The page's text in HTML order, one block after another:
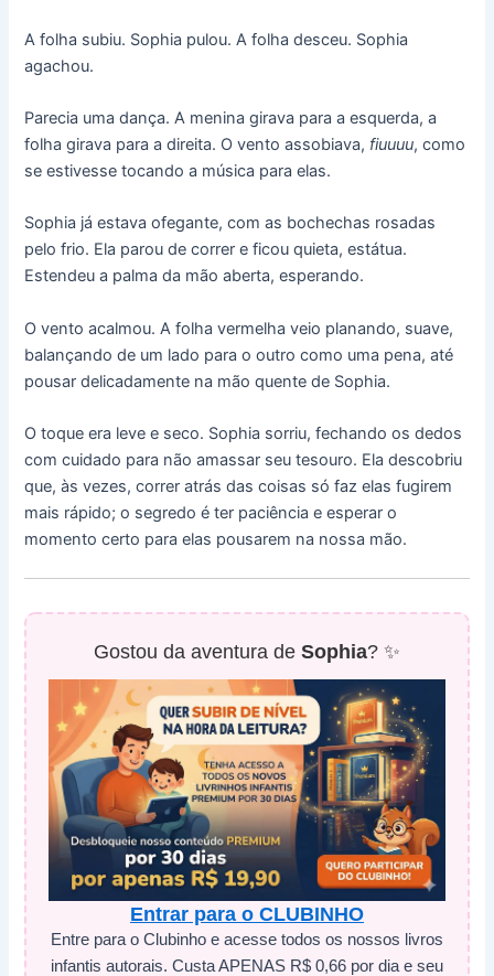
A folha subiu. Sophia pulou. A folha desceu. Sophia
agachou.
Parecia uma dança. A menina girava para a esquerda, a
folha girava para a direita. O vento assobiava, fiuuuu, como
se estivesse tocando a música para elas.
Sophia já estava ofegante, com as bochechas rosadas
pelo frio. Ela parou de correr e ficou quieta, estátua.
Estendeu a palma da mão aberta, esperando.
O vento acalmou. A folha vermelha veio planando, suave,
balançando de um lado para o outro como uma pena, até
pousar delicadamente na mão quente de Sophia.
O toque era leve e seco. Sophia sorriu, fechando os dedos
com cuidado para não amassar seu tesouro. Ela descobriu
que, às vezes, correr atrás das coisas só faz elas fugirem
mais rápido; o segredo é ter paciência e esperar o
momento certo para elas pousarem na nossa mão.
Gostou da aventura de Sophia? ✨
Entrar para o CLUBINHO
Entre para o Clubinho e acesse todos os nossos livros
infantis autorais. Custa APENAS R$ 0,66 por dia e seu